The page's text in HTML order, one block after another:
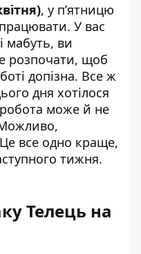
, у п’ятницю
У вас
мабуть, ви
розпочати, щоб
допізна. Все ж
дня хотілося
може й не
все одно краще,
тижня.
Телець на